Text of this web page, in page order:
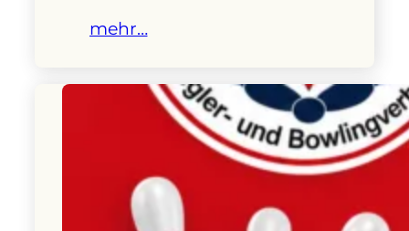
mehr…